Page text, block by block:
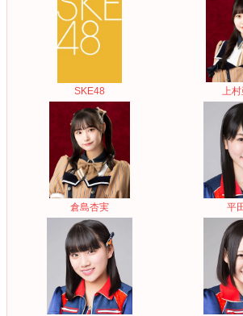
SKE48 上
倉島杏実 平